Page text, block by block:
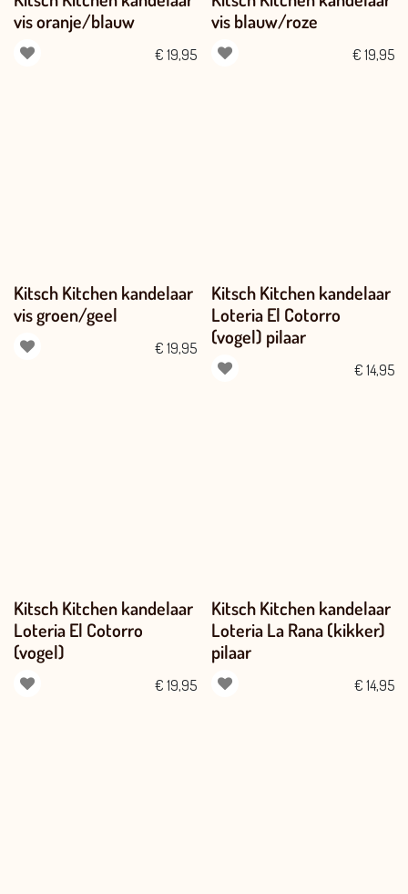
vis oranje/blauw
€ 19,95
vis blauw/roze
€ 19,95
Kitsch Kitchen kandelaar
vis groen/geel
€ 19,95
Kitsch Kitchen kandelaar
Loteria El Cotorro
(vogel) pilaar
€ 14,95
Kitsch Kitchen kandelaar
Loteria El Cotorro
(vogel)
€ 19,95
Kitsch Kitchen kandelaar
Loteria La Rana (kikker)
pilaar
€ 14,95